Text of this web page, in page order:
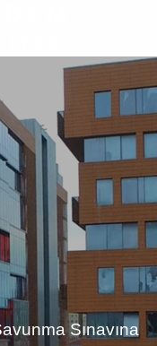
Sınavına